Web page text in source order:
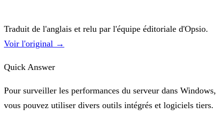
Traduit de l'anglais et relu par l'équipe éditoriale d'Opsio.
Voir l'original →
Quick Answer
Pour surveiller les performances du serveur dans Windows,
vous pouvez utiliser divers outils intégrés et logiciels tiers.